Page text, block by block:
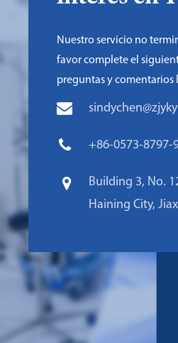
Nuestro servicio no
favor complete el
preguntas y comentarios
+86-0573-8797-
Building 3, No.
Haining City,